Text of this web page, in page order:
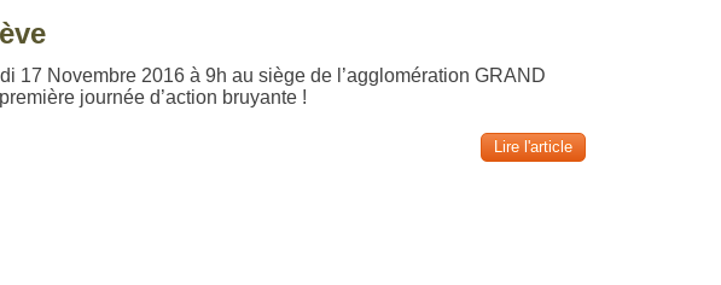
17 Novembre 2016 à 9h au siège de l’agglomération GRAND
journée d’action bruyante !
Lire l'article